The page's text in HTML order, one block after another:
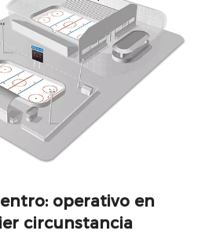
operativo en
circunstancia